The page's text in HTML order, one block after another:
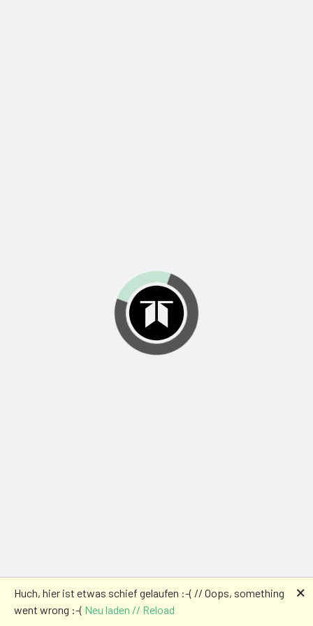
Huch, hier ist etwas schief gelaufen :-( // Oops, something
went wrong :-( Neu laden // Reload
🗙